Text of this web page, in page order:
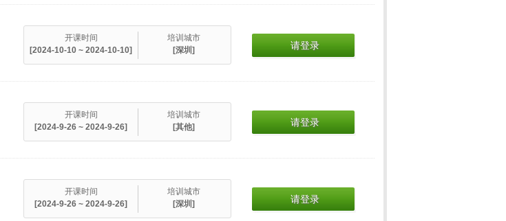
开课时间
[2024-10-10 ~ 2024-10-10]
培训城市
[深圳]
请登录
开课时间
[2024-9-26 ~ 2024-9-26]
培训城市
[其他]
请登录
开课时间
[2024-9-26 ~ 2024-9-26]
培训城市
[深圳]
请登录